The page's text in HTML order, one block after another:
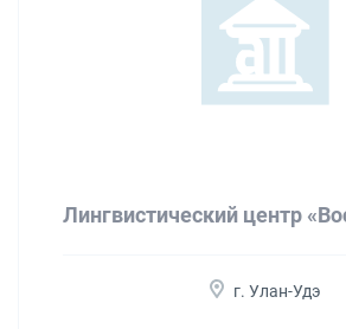
Лингвистический центр
г. Улан-Удэ